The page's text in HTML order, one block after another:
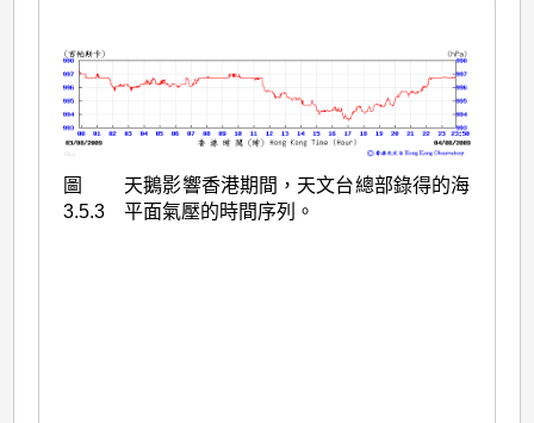
圖
3.5.3
天鵝影響香港期間，天文台總部錄得的海
平面氣壓的時間序列。